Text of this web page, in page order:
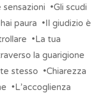
•Gli scudi
paura •Il giudizio è
•La tua
la guarigione
stesso •Chiarezza
•L’accoglienza